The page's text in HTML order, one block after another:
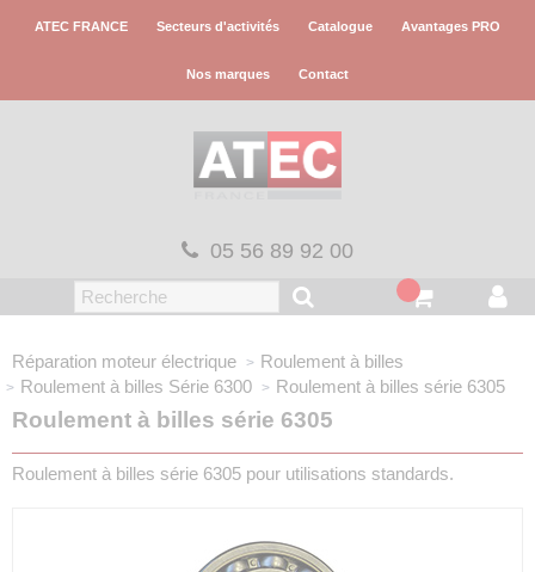
ATEC FRANCE Secteurs d'activités Catalogue Avantages PRO
Nos marques Contact
05 56 89 92 00
Réparation moteur électrique
Roulement à billes
Roulement à billes Série 6300 Roulement à billes série 6305
Roulement à billes série 6305
Roulement à billes série 6305 pour utilisations standards.